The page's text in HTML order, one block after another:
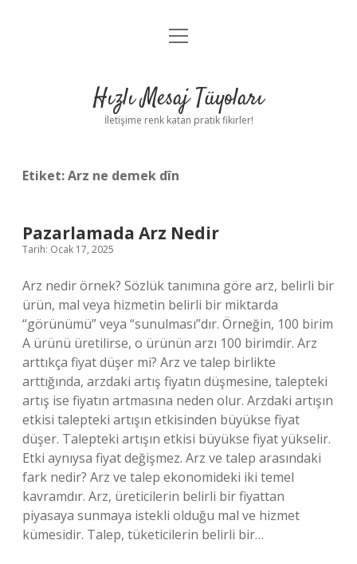
Anasayfa
Yasal Uyarı
menüyü
Hızlı Mesaj Tüyoları
İletişime renk katan pratik fikirler!
Etiket:Arz ne demek dîn
Pazarlamada Arz Nedir
Tarih: Ocak 17, 2025
Arz nedir örnek? Sözlük tanımına göre arz, belirli bir
ürün, mal veya hizmetin belirli bir miktarda
“görünümü” veya “sunulması”dır. Örneğin, 100 birim
A ürünü üretilirse, o ürünün arzı 100 birimdir. Arz
arttıkça fiyat düşer mi? Arz ve talep birlikte
arttığında, arzdaki artış fiyatın düşmesine, talepteki
artış ise fiyatın artmasına neden olur. Arzdaki artışın
etkisi talepteki artışın etkisinden büyükse fiyat
düşer. Talepteki artışın etkisi büyükse fiyat yükselir.
Etki aynıysa fiyat değişmez. Arz ve talep arasındaki
fark nedir? Arz ve talep ekonomideki iki temel
kavramdır. Arz, üreticilerin belirli bir fiyattan
piyasaya sunmaya istekli olduğu mal ve hizmet
kümesidir. Talep, tüketicilerin belirli bir…